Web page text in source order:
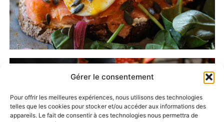
Gérer le consentement
Pour offrir les meilleures expériences, nous utilisons des technologies
telles que les cookies pour stocker et/ou accéder aux informations des
appareils. Le fait de consentir à ces technologies nous permettra de